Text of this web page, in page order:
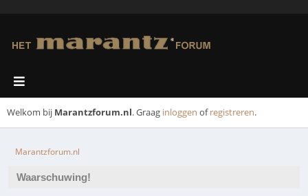
Welkom bij Marantzforum.nl. Graag inloggen ofregistreren.
Marantzforum.nl
Waarschuwing!